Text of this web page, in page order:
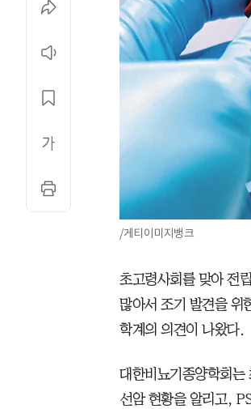
/게티이미지뱅크
초고령사회를 맞아 전
많아서 조기 발견을 위
학계의 의견이 나왔다.
대한비뇨기종양학회는
선암 현황을 알리고,